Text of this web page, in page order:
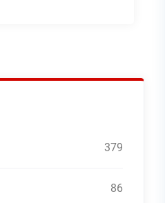
379
86